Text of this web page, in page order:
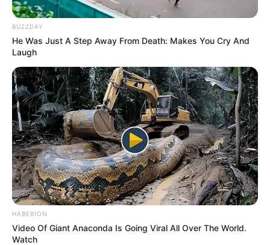
BUZZDAY
He Was Just A Step Away From Death: Makes You Cry And
Laugh
HABERION
Video Of Giant Anaconda Is Going Viral All Over The World.
Watch